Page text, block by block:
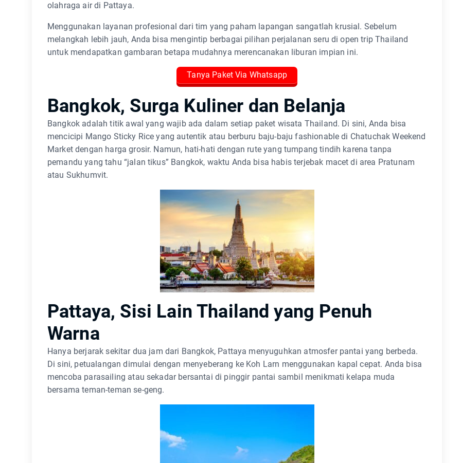
olahraga air di Pattaya.
Menggunakan layanan profesional dari tim yang paham lapangan sangatlah krusial. Sebelum
melangkah lebih jauh, Anda bisa mengintip berbagai pilihan perjalanan seru di open trip Thailand
untuk mendapatkan gambaran betapa mudahnya merencanakan liburan impian ini.
Tanya Paket Via Whatsapp
Bangkok, Surga Kuliner dan Belanja
Bangkok adalah titik awal yang wajib ada dalam setiap paket wisata Thailand. Di sini, Anda bisa
mencicipi Mango Sticky Rice yang autentik atau berburu baju-baju fashionable di Chatuchak Weekend
Market dengan harga grosir. Namun, hati-hati dengan rute yang tumpang tindih karena tanpa
pemandu yang tahu “jalan tikus” Bangkok, waktu Anda bisa habis terjebak macet di area Pratunam
atau Sukhumvit.
Pattaya, Sisi Lain Thailand yang Penuh
Warna
Hanya berjarak sekitar dua jam dari Bangkok, Pattaya menyuguhkan atmosfer pantai yang berbeda.
Di sini, petualangan dimulai dengan menyeberang ke Koh Larn menggunakan kapal cepat. Anda bisa
mencoba parasailing atau sekadar bersantai di pinggir pantai sambil menikmati kelapa muda
bersama teman-teman se-geng.